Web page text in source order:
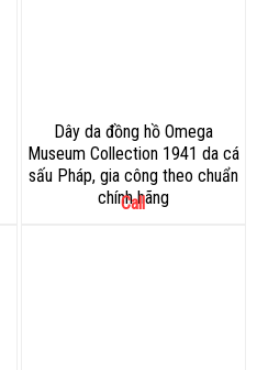
Dây da đồng hồ Omega
Museum Collection 1941 da cá
sấu Pháp, gia công theo chuẩn
chính hãng
Call